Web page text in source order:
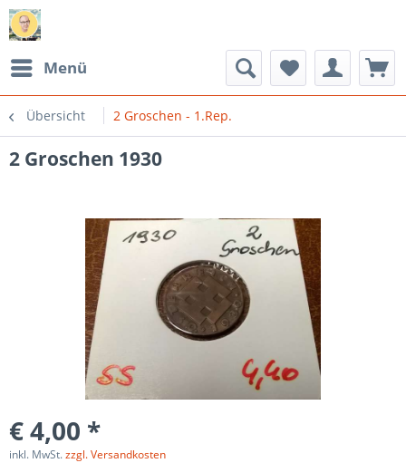
Menü
Übersicht 2 Groschen - 1.Rep.
2 Groschen 1930
€ 4,00 *
inkl. MwSt.zzgl. Versandkosten